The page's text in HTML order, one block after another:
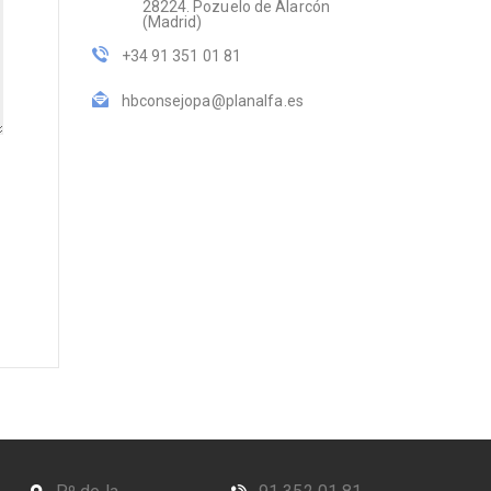
28224. Pozuelo de Alarcón
(Madrid)
+34 91 351 01 81
hbconsejopa@planalfa.es